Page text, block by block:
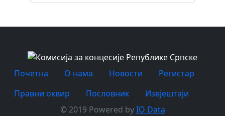
Почетна O нама Новости
Регистар
Правни оквир
Пословник
Извјештаји
© 2019 Powered byIO Data